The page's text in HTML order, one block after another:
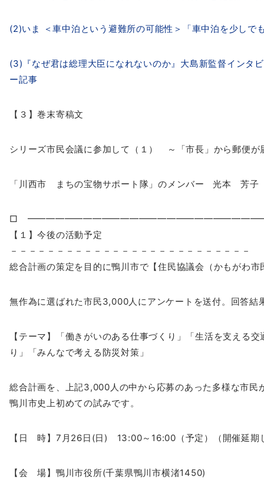
(2)いま ＜車中泊という避難所の可能性＞「車中泊を少しで
(3)『なぜ君は総理大臣になれないのか』大島新監督インタ
ー記事
【３】巻末寄稿文
シリーズ市民会議に参加して（１） ～「市長」から郵便が
「川西市 まちの宝物サポート隊」のメンバー 光本 芳子
□
【１】今後の活動予定
－－－－－－－－－－－－－－－－－－－－－－－－－－
総合計画の策定を目的に鴨川市で【住民協議会（かもがわ市
無作為に選ばれた市民3,000人にアンケートを送付。回答結
【テーマ】「働きがいのある仕事づくり」「生活を支える交
り」「みんなで考える防災対策」
総合計画を、上記3,000人の中から応募のあった多様な市民
鴨川市史上初めての試みです。
【日 時】7月26日(日) 13:00～16:00（予定）（開催延期
【会 場】鴨川市役所(千葉県鴨川市横渚1450)